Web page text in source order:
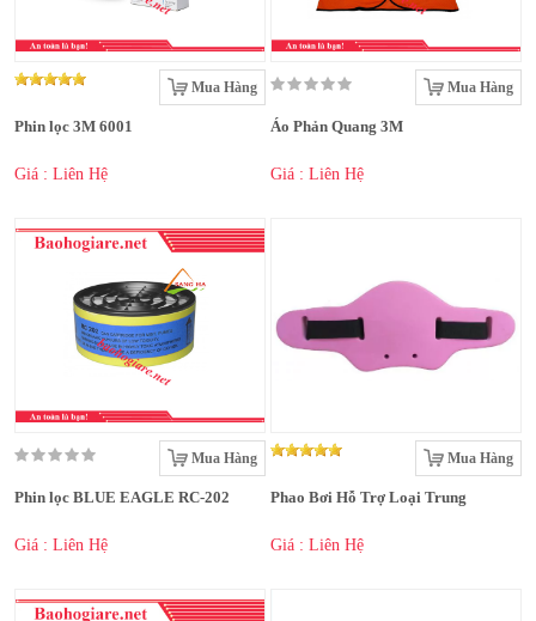
Mua Hàng
Phin lọc 3M 6001
Giá : Liên Hệ
Mua Hàng
Áo Phản Quang 3M
Giá : Liên Hệ
Mua Hàng
Phin lọc BLUE EAGLE RC-202
Giá : Liên Hệ
Mua Hàng
Phao Bơi Hỗ Trợ Loại Trung
Giá : Liên Hệ